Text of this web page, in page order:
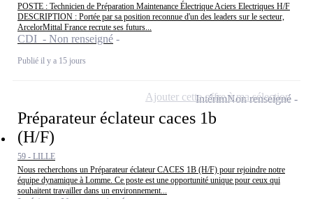
POSTE : Technicien de Préparation Maintenance Électrique Aciers Electriques H/F
DESCRIPTION : Portée par sa position reconnue d'un des leaders sur le secteur,
ArcelorMittal France recrute ses futurs...
CDI - Non renseigné
Publié il y a 15 jours
Préparateur éclateur caces 1b
(H/F)
59 - LILLE
Nous recherchons un Préparateur éclateur CACES 1B (H/F) pour rejoindre notre
équipe dynamique à Lomme. Ce poste est une opportunité unique pour ceux qui
souhaitent travailler dans un environnement...
IntérimNon renseigné
Ajouter cette offre à ma sélection